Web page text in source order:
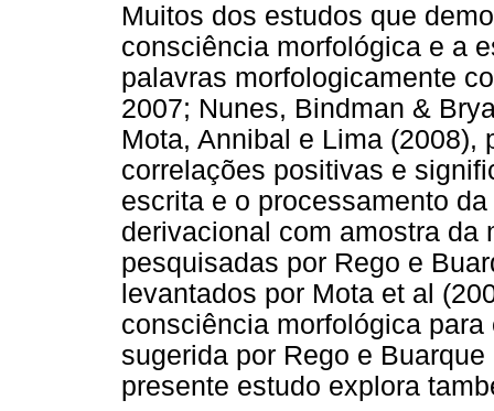
Muitos dos estudos que
consciência morfológica e a
palavras morfologicamente
2007; Nunes, Bindman &
Mota, Annibal e Lima (2008),
correlações positivas e
escrita e o processamento
derivacional com amostra da
pesquisadas por Rego e
levantados por Mota et al
consciência morfológica
sugerida por Rego e
presente estudo explora